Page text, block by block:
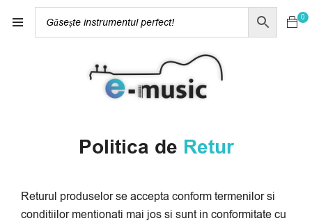
0
Politica de Retur
Returul produselor se accepta conform termenilor si
conditiilor mentionati mai jos si sunt in conformitate cu